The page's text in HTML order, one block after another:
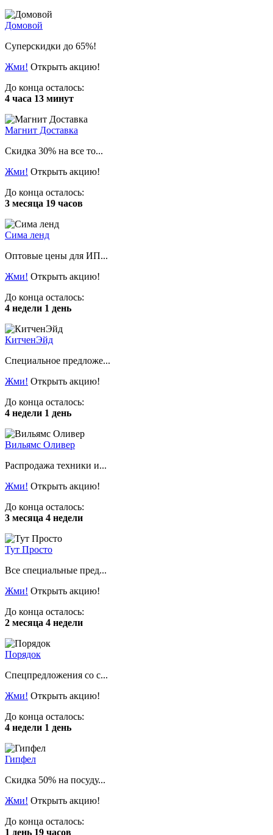
Домовой
Суперскидки до 65%!
Жми! Открыть акцию!
До конца осталось:
4 часа 13 минут
Магнит Доставка
Скидка 30% на все то...
Жми! Открыть акцию!
До конца осталось:
3 месяца 19 часов
Сима ленд
Оптовые цены для ИП...
Жми! Открыть акцию!
До конца осталось:
4 недели 1 день
КитченЭйд
Специальное предложе...
Жми! Открыть акцию!
До конца осталось:
4 недели 1 день
Вильямс Оливер
Распродажа техники и...
Жми! Открыть акцию!
До конца осталось:
3 месяца 4 недели
Тут Просто
Все специальные пред...
Жми! Открыть акцию!
До конца осталось:
2 месяца 4 недели
Порядок
Спецпредложения со с...
Жми! Открыть акцию!
До конца осталось:
4 недели 1 день
Гипфел
Скидка 50% на посуду...
Жми! Открыть акцию!
До конца осталось:
1 день 19 часов